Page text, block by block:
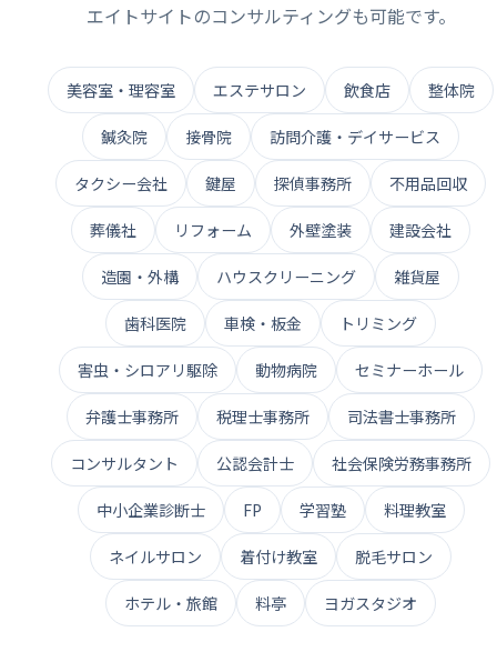
エイトサイトのコンサルティングも可能です。
美容室・理容室 エステサロン 飲食店 整体院
鍼灸院 接骨院 訪問介護・デイサービス
タクシー会社 鍵屋 探偵事務所 不用品回収
葬儀社 リフォーム 外壁塗装 建設会社
造園・外構 ハウスクリーニング 雑貨屋
歯科医院 車検・板金 トリミング
害虫・シロアリ駆除 動物病院 セミナーホール
弁護士事務所 税理士事務所 司法書士事務所
コンサルタント 公認会計士 社会保険労務事務所
中小企業診断士 FP 学習塾 料理教室
ネイルサロン 着付け教室 脱毛サロン
ホテル・旅館 料亭 ヨガスタジオ